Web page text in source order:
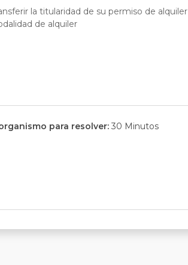
la titularidad de su permiso de alquiler
de alquiler
para resolver: 30 Minutos